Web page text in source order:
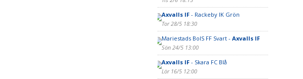
Axvalls IF- Rackeby IK Grön
Tor 28/5 18:30
Mariestads BoIS FF Svart - Axvalls IF
Sön 24/5 13:00
Axvalls IF- Skara FC Blå
Lör 16/5 12:00